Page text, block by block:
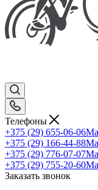
Телефоны
+375 (29) 655-06-06
+375 (29) 166-44-88
+375 (29) 776-07-07
+375 (29) 755-20-60
Заказать звонок